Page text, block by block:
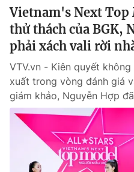
Phim VTV
Hậu trường
Nhân vật
Khán giả
Giải sao mai
Giải trí
Điện ảnh
Âm nhạc
Sao
Đời sống
Du lịch
Làm đẹp
Chất lượng cuộc sống
Giáo dục
Tuyển sinh
Học trực tuyến
Công nghệ
Hitech Công nghệ tương lai
Giao lưu trực tuyến
Vietnam's Next Top
thử thách của BGK,
phải xách vali rời
VTV.vn - Kiên quyết
xuất trong vòng đánh giá
giám khảo, Nguyễn Hợp